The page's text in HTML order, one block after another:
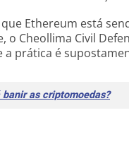
Ethereum está
o Cheollima Civil
a prática é
as criptomoedas?